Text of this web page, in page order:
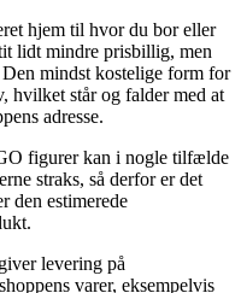
hjem til hvor du bor eller
lidt mindre prisbillig, men
mindst kostelige form for
hvilket står og falder med at
adresse.
figurer kan i nogle tilfælde
straks, så derfor er det
den estimerede
levering på
varer, eksempelvis